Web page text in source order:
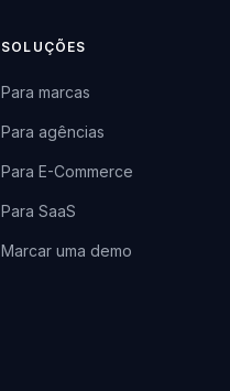
SOLUÇÕES
Para marcas
Para agências
Para E-Commerce
Para SaaS
Marcar uma demo